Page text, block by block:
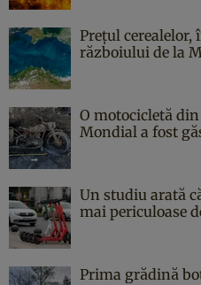
Prețul cerealelor,
războiului de la
O motocicletă
Mondial a fost
Un studiu arată
mai periculoase
Prima grădină